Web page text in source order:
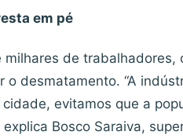
em pé
milhares de
o desmatamento. “A
evitamos que a
Bosco Saraiva,